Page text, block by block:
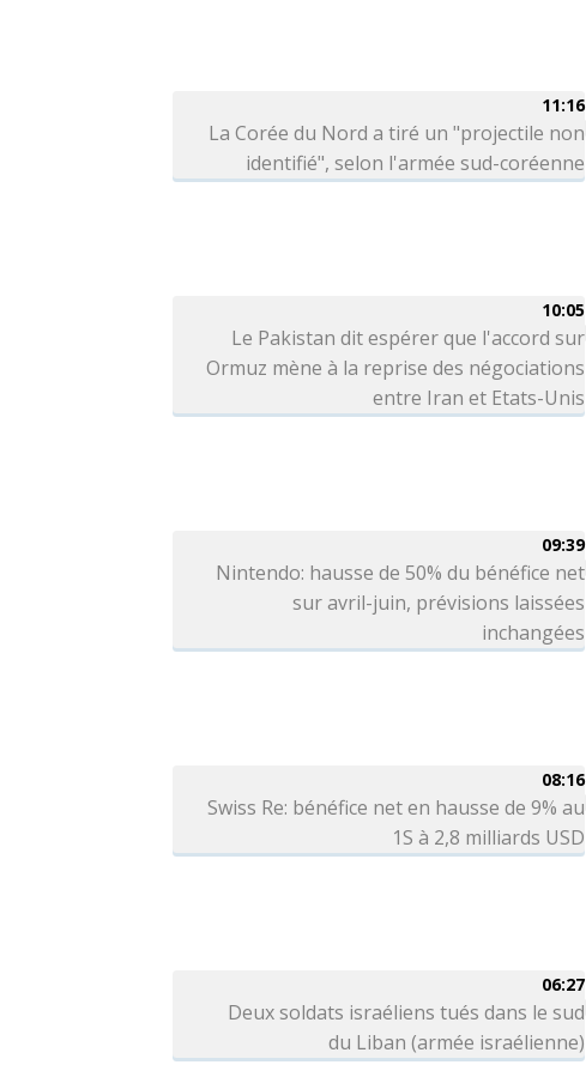
11:16
La Corée du Nord a tiré un "projectile non
identifié", selon l'armée sud-coréenne
10:05
Le Pakistan dit espérer que l'accord sur
Ormuz mène à la reprise des négociations
entre Iran et Etats-Unis
09:39
Nintendo: hausse de 50% du bénéfice net
sur avril-juin, prévisions laissées
inchangées
08:16
Swiss Re: bénéfice net en hausse de 9% au
1S à 2,8 milliards USD
06:27
Deux soldats israéliens tués dans le sud
du Liban (armée israélienne)